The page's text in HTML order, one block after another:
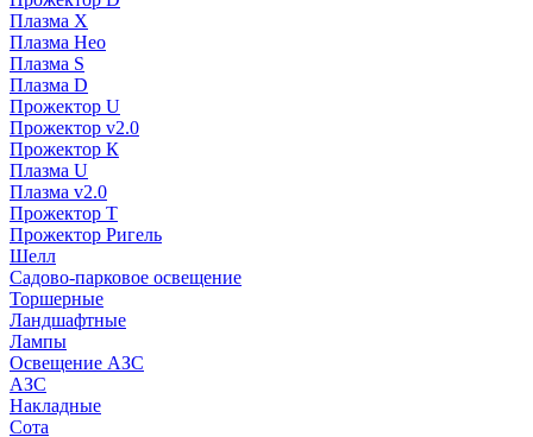
Плазма X
Плазма Нео
Плазма S
Плазма D
Прожектор U
Прожектор v2.0
Прожектор К
Плазма U
Плазма v2.0
Прожектор Т
Прожектор Ригель
Шелл
Садово-парковое освещение
Торшерные
Ландшафтные
Лампы
Освещение АЗС
АЗС
Накладные
Сота